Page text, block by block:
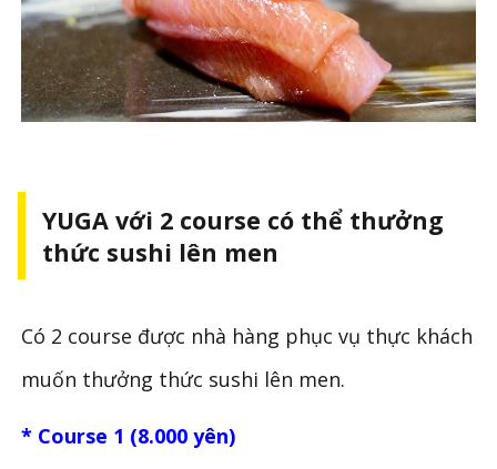
YUGA với 2 course có thể thưởng
thức sushi lên men
Có 2 course được nhà hàng phục vụ thực khách
muốn thưởng thức sushi lên men.
* Course 1 (8.000 yên)